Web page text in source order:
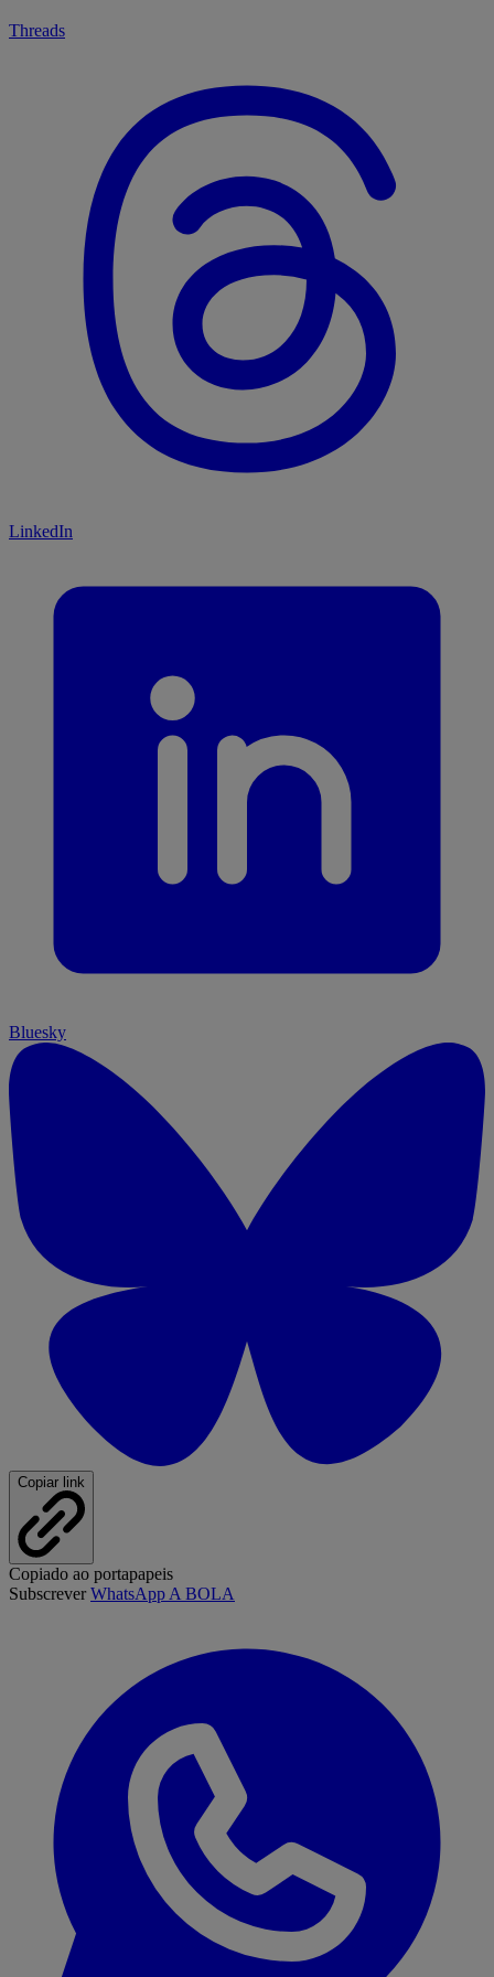
Threads
LinkedIn
Bluesky
Copiar link
Copiado ao portapapeis
SubscreverWhatsApp A BOLA